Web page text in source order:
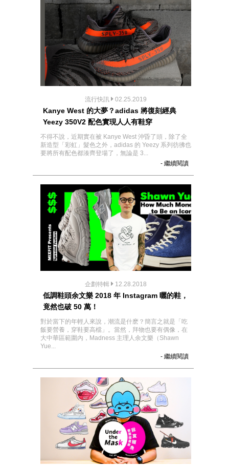
流行快訊 02.25.2019
Kanye West 的大夢？adidas 將復刻經典
Yeezy 350V2 配色實現人人有鞋穿
不得不說，近期實在被 Kanye West 沖昏了頭，除了全
新造型「彩虹」髮色之外，adidas 的 Yeezy 系列彷彿也
要將所有配色都湊齊登場了，無論是 3...
- 繼續閱讀
企劃特輯 12.28.2018
低調鞋頭余文樂 2018 年 Instagram 曬的鞋，
竟然也破 50 萬！
對於當下的年輕人來說，潮流是什麽？簡言之就是「吃
飯要營養，穿鞋要高檔」。當然，拜物也要有偶像，在
大中華區範圍內，Madness 主理人余文樂（Shawn
Yue...
- 繼續閱讀